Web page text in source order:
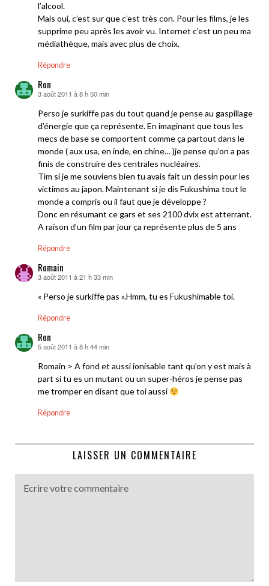
l’alcool.
Mais oui, c’est sur que c’est très con. Pour les films, je les
supprime peu après les avoir vu. Internet c’est un peu ma
médiathèque, mais avec plus de choix.
Répondre
Ron
dit :
3 août 2011 à 8 h 50 min
Perso je surkiffe pas du tout quand je pense au gaspillage
d’énergie que ça représente. En imaginant que tous les
mecs de base se comportent comme ça partout dans le
monde ( aux usa, en inde, en chine… )je pense qu’on a pas
finis de construire des centrales nucléaires.
Tim si je me souviens bien tu avais fait un dessin pour les
victimes au japon. Maintenant si je dis Fukushima tout le
monde a compris ou il faut que je développe ?
Donc en résumant ce gars et ses 2100 dvix est atterrant.
A raison d’un film par jour ça représente plus de 5 ans
Répondre
Romain
dit :
3 août 2011 à 21 h 33 min
« Perso je surkiffe pas ».Hmm, tu es Fukushimable toi.
Répondre
Ron
dit :
5 août 2011 à 8 h 44 min
Romain > A fond et aussi ionisable tant qu’on y est mais à
part si tu es un mutant ou un super-héros je pense pas
me tromper en disant que toi aussi
Répondre
LAISSER UN COMMENTAIRE